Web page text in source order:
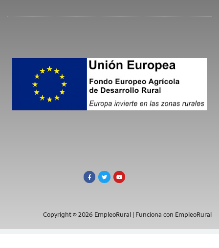
Copyright © 2026 EmpleoRural | Funciona con EmpleoRural